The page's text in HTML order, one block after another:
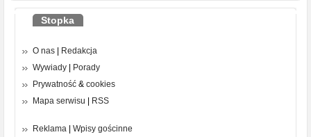
Stopka
O nas
Redakcja
Wywiady
Porady
Prywatność & cookies
Mapa serwisu
RSS
Reklama
Wpisy gościnne